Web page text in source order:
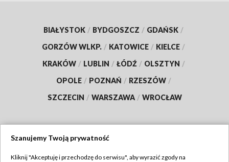
BIAŁYSTOK / BYDGOSZCZ / GDAŃSK /
GORZÓW WLKP. / KATOWICE / KIELCE /
KRAKÓW / LUBLIN / ŁÓDŹ / OLSZTYN /
OPOLE / POZNAŃ / RZESZÓW /
SZCZECIN / WARSZAWA / WROCŁAW
Szanujemy Twoją prywatność
Kliknij "Akceptuję i przechodzę do serwisu", aby wyrazić zgody na